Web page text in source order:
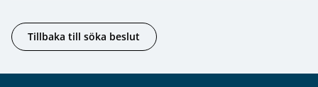
Tillbaka till söka beslut